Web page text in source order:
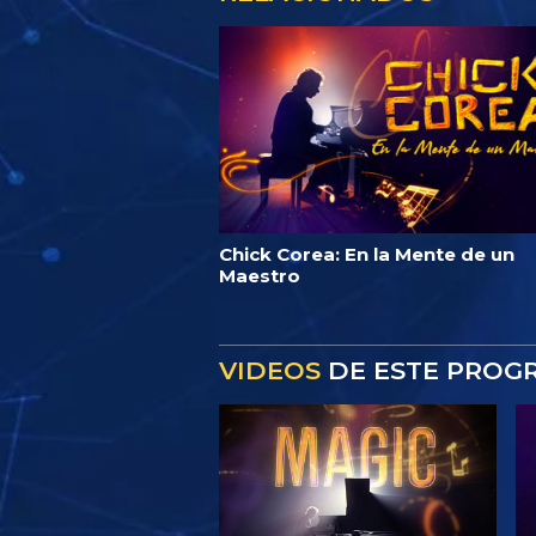
Chick Corea: En la Mente de un
Maestro
VIDEOS DE ESTE